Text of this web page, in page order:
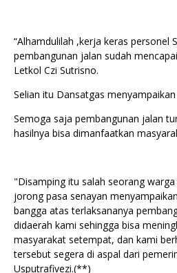
“Alhamdulilah ,kerja keras personel
pembangunan jalan sudah
Letkol Czi Sutrisno.
Selian itu Dansatgas menyampaikan
Semoga saja pembangunan jalan
hasilnya bisa dimanfaatkan
"Disamping itu salah seorang
jorong pasa senayan
bangga atas terlaksananya
didaerah kami sehingga bisa
masyarakat setempat, dan kami
tersebut segera di aspal dari
Usputrafivezi.(**)